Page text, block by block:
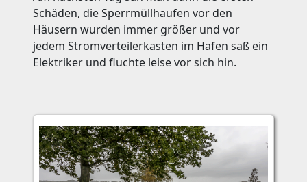
Schäden, die Sperrmüllhaufen vor den
Häusern wurden immer größer und vor
jedem Stromverteilerkasten im Hafen saß ein
Elektriker und fluchte leise vor sich hin.